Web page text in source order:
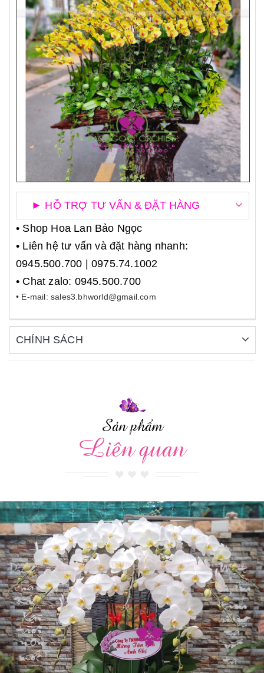
► HỖ TRỢ TƯ VẤN & ĐẶT HÀNG
• Shop Hoa Lan Bảo Ngọc
• Liên hệ tư vấn và đặt hàng nhanh:
0945.500.700 | 0975.74.1002
• Chat zalo: 0945.500.700
• E-mail: sales3.bhworld@gmail.com
CHÍNH SÁCH
Sản phẩm
Liên quan